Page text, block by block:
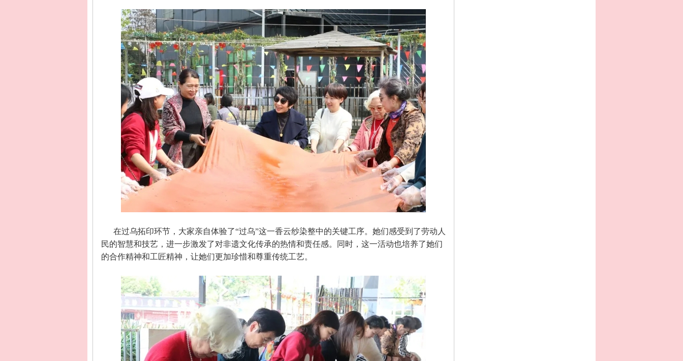
在过乌拓印环节，大家亲自体验了“过乌”这一香云纱染整中的关键工序。她们感受到了劳动人
民的智慧和技艺，进一步激发了对非遗文化传承的热情和责任感。同时，这一活动也培养了她们
的合作精神和工匠精神，让她们更加珍惜和尊重传统工艺。